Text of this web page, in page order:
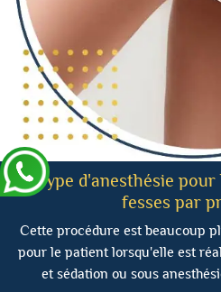
Type d'anesthésie pour
fesses par
Cette procédure est beaucoup
pour le patient lorsqu'elle est
et sédation ou sous